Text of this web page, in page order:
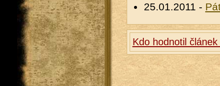
25.01.2011 -
Kdo hodnotil